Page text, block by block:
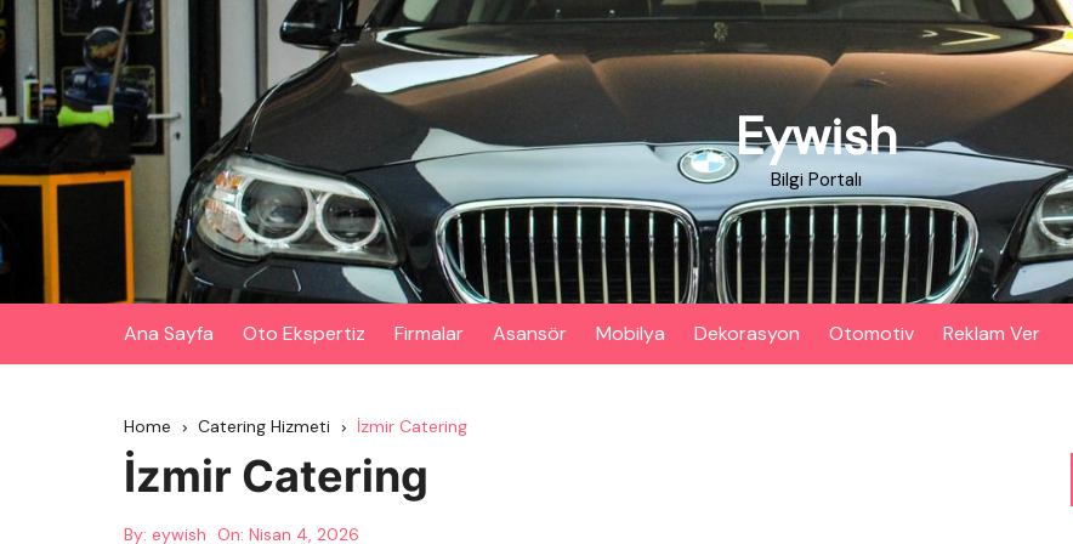
Skip
to
content
Eywish
Bilgi Portalı
Ana Sayfa Oto Ekspertiz Firmalar Asansör Mobilya Dekorasyon Otomotiv Reklam Ver
Home Catering Hizmeti İzmir Catering
İzmir Catering
By: eywish On: Nisan 4, 2026